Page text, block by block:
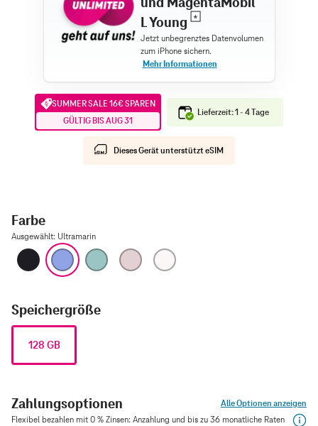
L Young
SUMMER SALE 16€ SPAREN
GÜLTIG BIS AUG 31
Lieferzeit: 1 - 4 Tage
Dieses Gerät unterstützt eSIM
Farbe
Ausgewählt: Ultramarin
Schwarz UltramarinBlaugrün Pink
Speichergröße
128 GB
Zahlungsoptionen
Alle Optionen anzeigen
Flexibel bezahlen mit 0 % Zinsen: Anzahlung und bis zu 36 monatliche Raten